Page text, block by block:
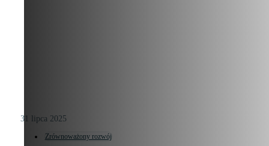
31 lipca 2025
Zrównoważony rozwój